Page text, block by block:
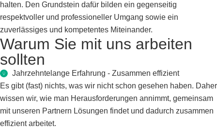
halten. Den Grundstein dafür bilden ein gegenseitig
respektvoller und professioneller Umgang sowie ein
zuverlässiges und kompetentes Miteinander.
Warum Sie mit uns arbeiten
sollten
Jahrzehntelange Erfahrung - Zusammen effizient
Es gibt (fast) nichts, was wir nicht schon gesehen haben. Daher
wissen wir, wie man Herausforderungen annimmt, gemeinsam
mit unseren Partnern Lösungen findet und dadurch zusammen
effizient arbeitet.